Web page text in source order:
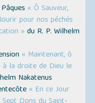
« Ô Sauveur,
pour nos péchés
» du R. P. Wilhelm
« Maintenant, ô
à la droite de Dieu le
Nakatenus
« En ce Jour